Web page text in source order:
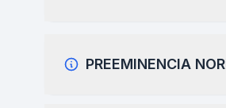
PREEMINENCIA